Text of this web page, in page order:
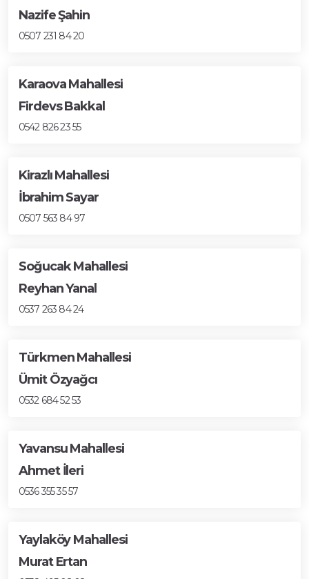
Nazife Şahin
0507 231 84 20
Karaova Mahallesi
Firdevs Bakkal
0542 826 23 55
Kirazlı Mahallesi
İbrahim Sayar
0507 563 84 97
Soğucak Mahallesi
Reyhan Yanal
0537 263 84 24
Türkmen Mahallesi
Ümit Özyağcı
0532 684 52 53
Yavansu Mahallesi
Ahmet İleri
0536 355 35 57
Yaylaköy Mahallesi
Murat Ertan